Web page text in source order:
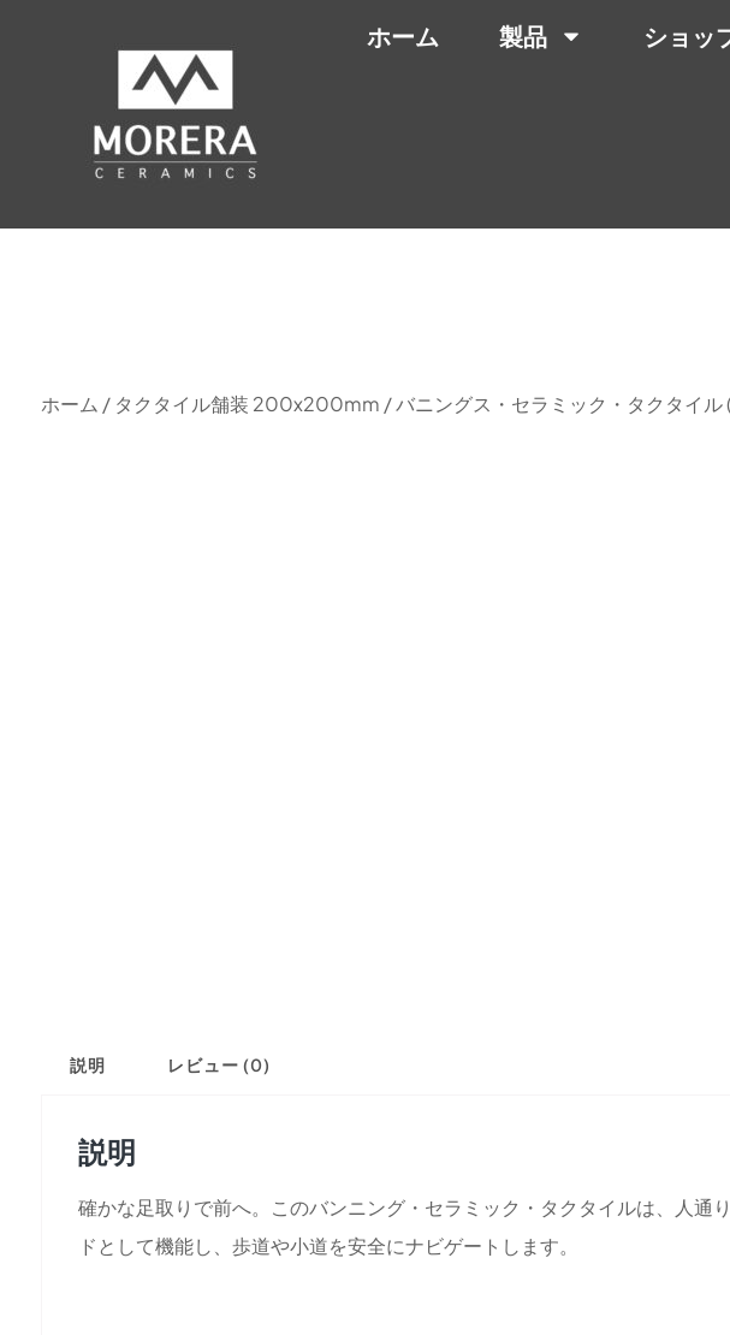
ホーム 製品 ショッ
ホーム / タクタイル舗装 200x200mm / バニングス・セラミック・タクタイル
説明 レビュー (0)
説明
確かな足取りで前へ。このバンニング・セラミック・タクタイルは、人
ドとして機能し、歩道や小道を安全にナビゲートします。